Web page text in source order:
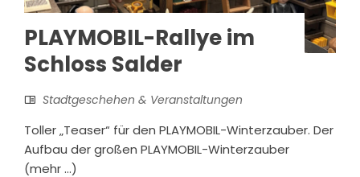
PLAYMOBIL-Rallye im
Schloss Salder
Stadtgeschehen & Veranstaltungen
Toller „Teaser“ für den PLAYMOBIL-Winterzauber. Der
Aufbau der großen PLAYMOBIL-Winterzauber
(mehr …)